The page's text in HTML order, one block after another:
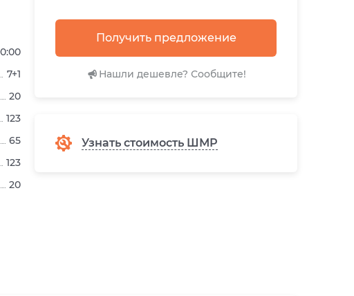
Получить предложение
Нашли дешевле? Сообщите!
Узнать стоимость ШМР
7+1
20
123
65
123
20